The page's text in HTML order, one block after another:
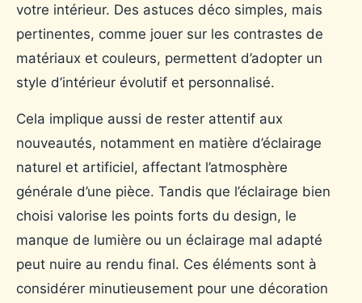
votre intérieur. Des astuces déco simples, mais
pertinentes, comme jouer sur les contrastes de
matériaux et couleurs, permettent d’adopter un
style d’intérieur évolutif et personnalisé.
Cela implique aussi de rester attentif aux
nouveautés, notamment en matière d’éclairage
naturel et artificiel, affectant l’atmosphère
générale d’une pièce. Tandis que l’éclairage bien
choisi valorise les points forts du design, le
manque de lumière ou un éclairage mal adapté
peut nuire au rendu final. Ces éléments sont à
considérer minutieusement pour une décoration